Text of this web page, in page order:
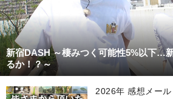
新宿DASH ～棲みつく可能性5%以下…
るか！？～
2026年 感想メール